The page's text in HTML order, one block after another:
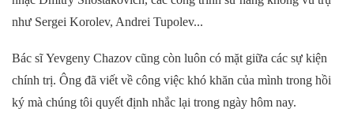
như Sergei Korolev, Andrei Tupolev...
Bác sĩYevgeny Chazov cũng còn luôn có mặt giữa các sự kiện
chính trị. Ông đã viết về công việc khó khăn của mình trong hồi
ký mà chúng tôi quyết định nhắc lại trong ngày hôm nay.